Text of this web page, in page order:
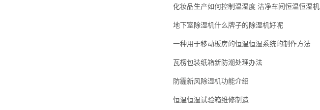
化妆品生产如何控制温湿度 洁净车间恒温恒湿机
地下室除湿机什么牌子的除湿机好呢
一种用于移动板房的恒温恒湿系统的制作方法
瓦楞包装纸箱新防潮处理办法
防霾新风除湿机功能介绍
恒温恒湿试验箱维修制造